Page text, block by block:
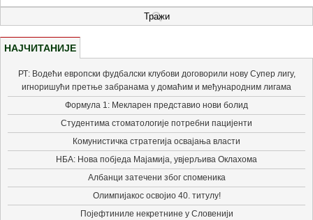
НАЈЧИТАНИЈЕ
РТ: Водећи европски фудбалски клубови договорили нову Супер лигу,
игноришући претње забранама у домаћим и међународним лигама
Формула 1: Мекларен представио нови болид
Студентима стоматологије потребни пацијенти
Комунистичка стратегија освајања власти
НБА: Нова побједа Мајамија, увјерљива Оклахома
Албанци затечени због споменика
Олимпијакос освојио 40. титулу!
Појефтиниле некретнине у Словенији